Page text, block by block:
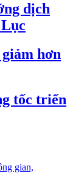
dịch
hơn
tốc triển